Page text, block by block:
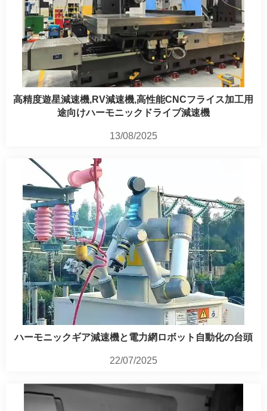
高精度遊星減速機,RV減速機,高性能CNCフライス加工用
途向けハーモニックドライブ減速機
13/08/2025
ハーモニックギア減速機と電力網ロボット自動化の台頭
22/07/2025